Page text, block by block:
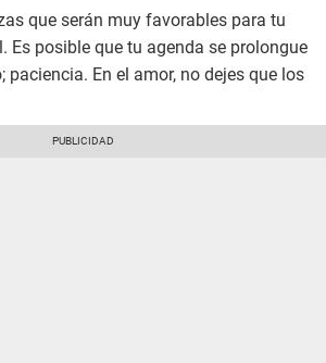
que serán muy favorables para tu
Es posible que tu agenda se prolongue
paciencia. En el amor, no dejes que los